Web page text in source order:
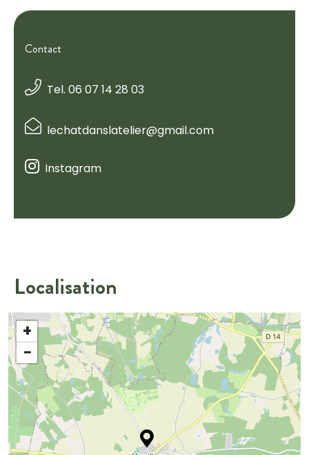
Contact
Tel. 06 07 14 28 03
lechatdanslatelier@gmail.com
Instagram
Localisation
+
−